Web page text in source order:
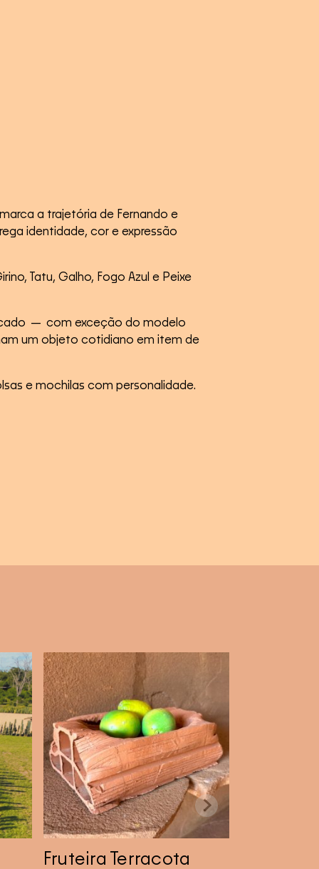
a trajetória de Fernando e
identidade, cor e expressão
Tatu, Galho, Fogo Azul e Peixe
— com exceção do modelo
um objeto cotidiano em item de
e mochilas com personalidade.
Fruteira Terracota